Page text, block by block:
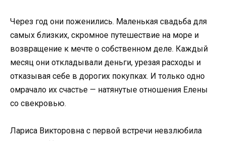
Через год они поженились. Маленькая свадьба для
самых близких, скромное путешествие на море и
возвращение к мечте о собственном деле. Каждый
месяц они откладывали деньги, урезая расходы и
отказывая себе в дорогих покупках. И только одно
омрачало их счастье — натянутые отношения Елены
со свекровью.
Лариса Викторовна с первой встречи невзлюбила